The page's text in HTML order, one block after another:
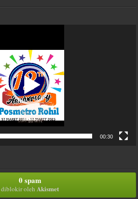
00:30
0 spam
diblokir oleh Akismet